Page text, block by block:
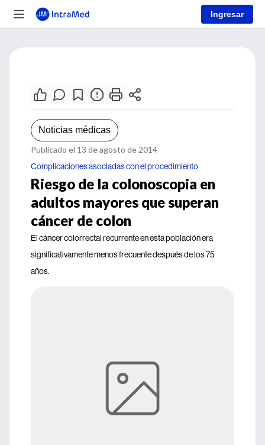
Ingresar
Noticias médicas
Publicado el 13 de agosto de 2014
Complicaciones asociadas con el procedimiento
Riesgo de la colonoscopia en
adultos mayores que superan
cáncer de colon
El cáncer colorrectal recurrente en esta población era
significativamente menos frecuente después de los 75
años.